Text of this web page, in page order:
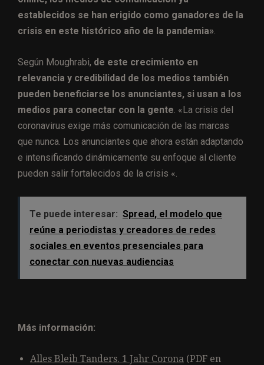
establecidos se han erigido como ganadores de la
crisis en este histórico año de la pandemia»
Según Moughrabi, de este crecimiento en
relevancia y credibilidad de los medios también
pueden beneficiarse los anunciantes, si usan a los
medios para conectar con la gente . «La crisis del
coronavirus exige más comunicación de las marcas
que nunca. Los anunciantes que ahora están adaptando
e intensificando dinámicamente su enfoque al cliente
pueden salir fortalecidos de la crisis «.
Te puede interesar: Spread, el modelo que
reúne a periodistas y creadores de redes
sociales en eventos presenciales para
conectar con nuevas audiencias
Más información:
Alles Bleib Tanders. 1 Jahr Corona (PDF en